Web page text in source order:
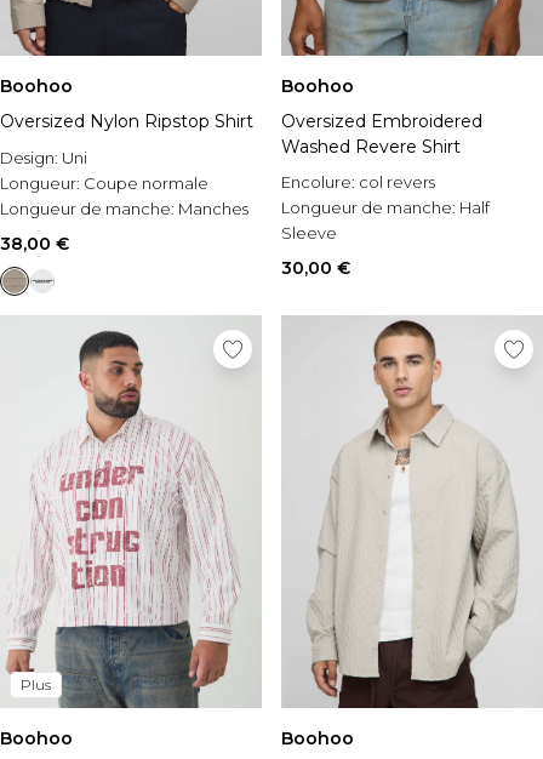
Boohoo
Oversized Nylon Ripstop Shirt
Design: Uni
Longueur: Coupe normale
Longueur de manche: Manches
longues
38,00 €
Boohoo
Oversized Embroidered
Washed Revere Shirt
Encolure: col revers
Longueur de manche: Half
Sleeve
Matérial:
30,00 €
Plus
Boohoo
Boohoo